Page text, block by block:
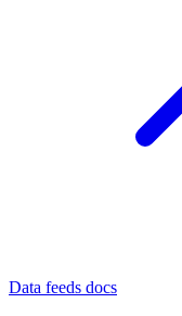
Data feeds docs